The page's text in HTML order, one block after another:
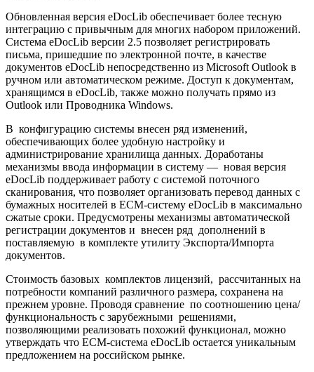
Обновленная версия eDocLib обеспечивает более тесную
интеграцию с привычным для многих набором приложений.
Система eDocLib версии 2.5 позволяет регистрировать
письма, пришедшие по электронной почте, в качестве
документов eDocLib непосредственно из Microsoft Outlook в
ручном или автоматическом режиме. Доступ к документам,
хранящимся в eDocLib, также можно получать прямо из
Outlook или Проводника Windows.
В конфигурацию системы внесен ряд изменений,
обеспечивающих более удобную настройку и
администрирование хранилища данных. Доработаны
механизмы ввода информации в систему — новая версия
eDocLib поддерживает работу с системой поточного
сканирования, что позволяет организовать перевод данных с
бумажных носителей в ECM-систему eDocLib в максимально
сжатые сроки. Предусмотрены механизмы автоматической
регистрации документов и внесен ряд дополнений в
поставляемую в комплекте утилиту Экспорта/Импорта
документов.
Стоимость базовых комплектов лицензий, рассчитанных на
потребности компаний различного размера, сохранена на
прежнем уровне. Проводя сравнение по соотношению цена/
функциональность с зарубежными решениями,
позволяющими реализовать похожий функционал, можно
утверждать что ECM-система eDocLib остается уникальным
предложением на российском рынке.